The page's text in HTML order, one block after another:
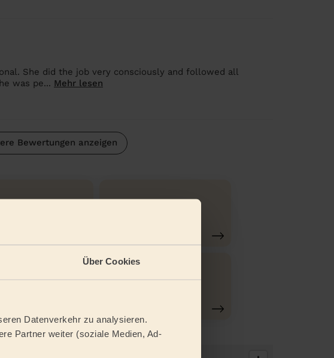
Über Cookies
Datenverkehr zu analysieren.
Partner weiter (soziale Medien, Ad-
She did the job very consciously and followed all
was pe... Mehr lesen
Bewertungen anzeigen
Reinigung